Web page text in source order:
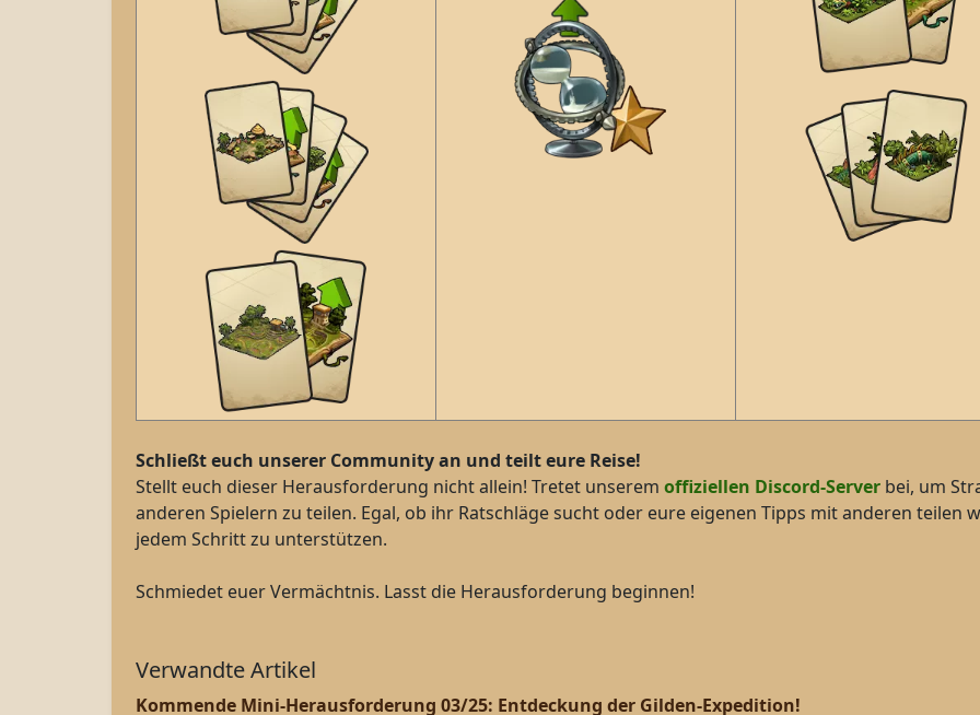
Schließt euch unserer Community an und teilt eure Reise!
Stellt euch dieser Herausforderung nicht allein! Tretet unserem offiziellen Discord-Server bei, um
anderen Spielern zu teilen. Egal, ob ihr Ratschläge sucht oder eure eigenen Tipps mit anderen teilen
jedem Schritt zu unterstützen.
Schmiedet euer Vermächtnis. Lasst die Herausforderung beginnen!
Verwandte Artikel
Kommende Mini-Herausforderung 03/25: Entdeckung der Gilden-Expedition!